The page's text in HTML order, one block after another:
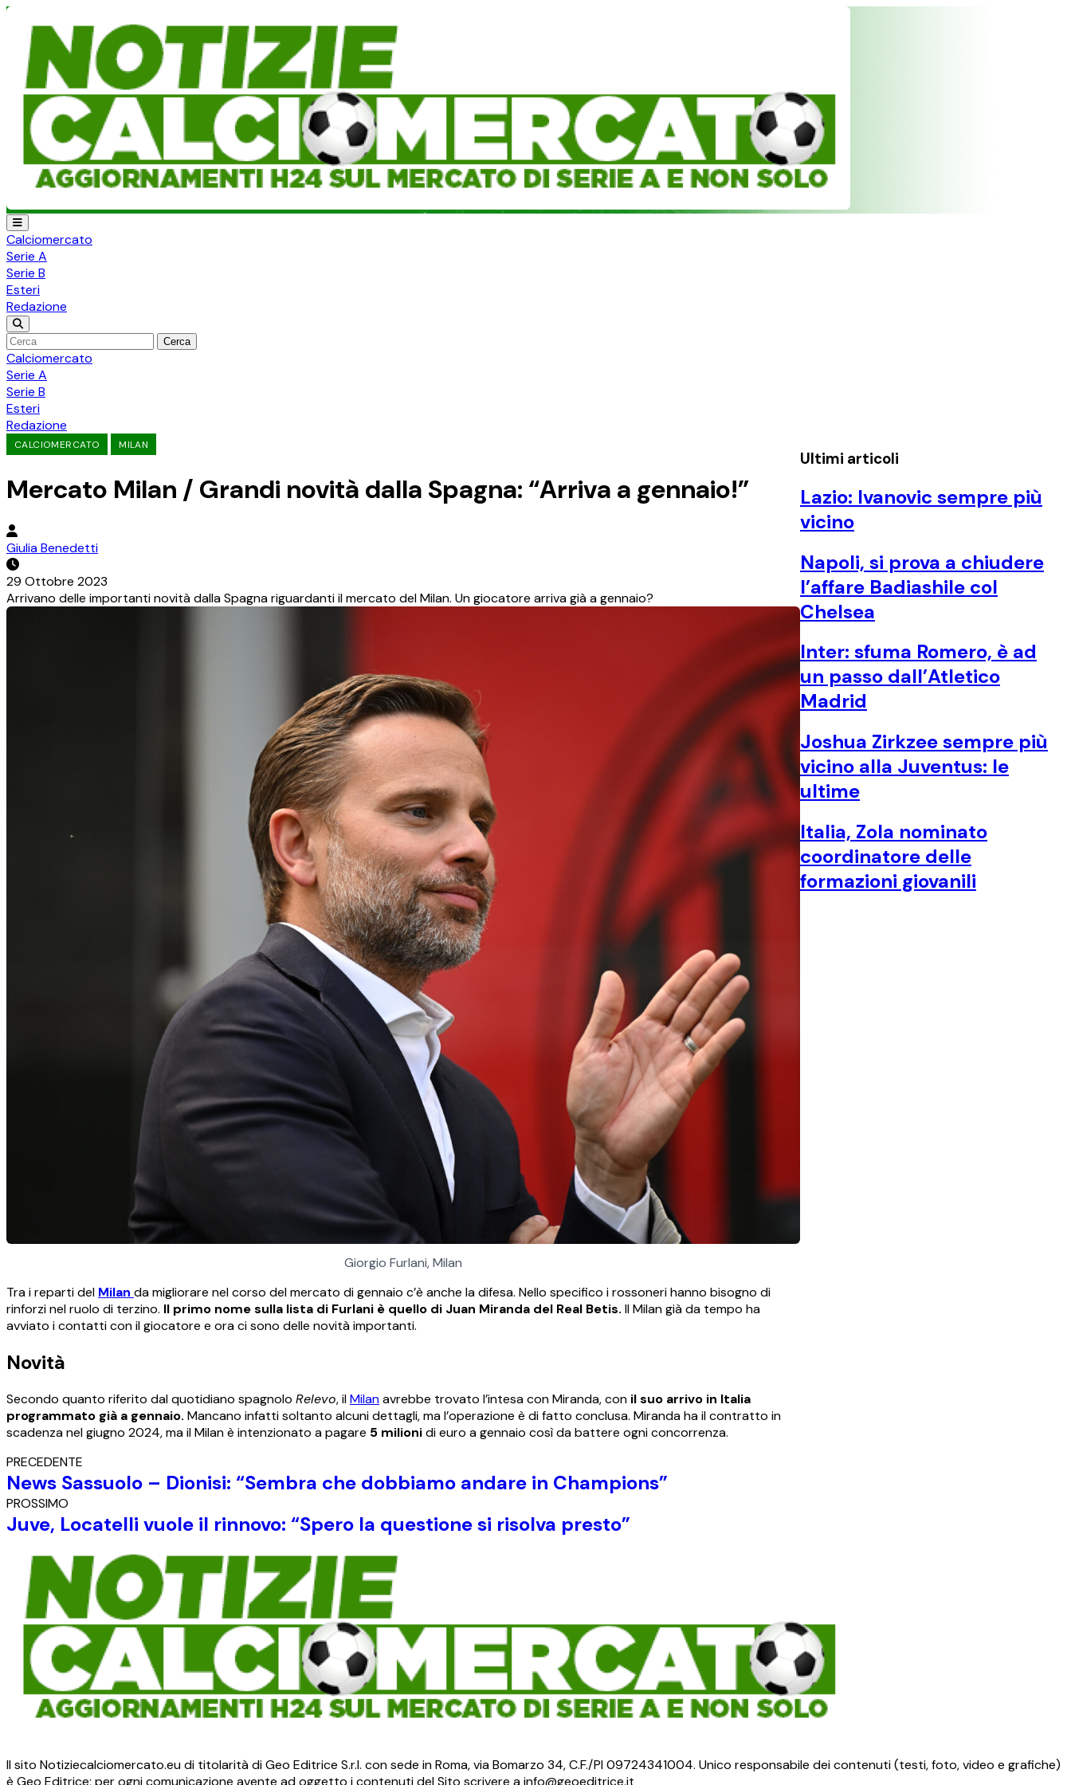
Calciomercato
Serie A
Serie B
Esteri
Redazione
Cerca
Calciomercato
Serie A
Serie B
Esteri
Redazione
CALCIOMERCATO MILAN
Mercato Milan / Grandi novità dalla Spagna: “Arriva a gennaio!”
Giulia Benedetti
29 Ottobre 2023
Arrivano delle importanti novità dalla Spagna riguardanti il mercato del Milan. Un giocatore arriva già a gennaio?
Giorgio Furlani, Milan
Tra i reparti del Milan da migliorare nel corso del mercato di gennaio c’è anche la difesa. Nello specifico i rossoneri hanno bisogno di
rinforzi nel ruolo di terzino. Il primo nome sulla lista di Furlani è quello di Juan Miranda del Real Betis. Il Milan già da tempo ha
avviato i contatti con il giocatore e ora ci sono delle novità importanti.
Novità
Secondo quanto riferito dal quotidiano spagnolo Relevo, ilMilanavrebbe trovato l’intesa con Miranda, con il suo arrivo in Italia
programmato già a gennaio. Mancano infatti soltanto alcuni dettagli, ma l’operazione è di fatto conclusa. Miranda ha il contratto in
scadenza nel giugno 2024, ma il Milan è intenzionato a pagare 5 milionidi euro a gennaio così da battere ogni concorrenza.
PRECEDENTE
News Sassuolo – Dionisi: “Sembra che dobbiamo andare in Champions”
PROSSIMO
Juve, Locatelli vuole il rinnovo: “Spero la questione si risolva presto”
Ultimi articoli
Lazio: Ivanovic sempre più
vicino
Napoli, si prova a chiudere
l’affare Badiashile col
Chelsea
Inter: sfuma Romero, è ad
un passo dall’Atletico
Madrid
Joshua Zirkzee sempre più
vicino alla Juventus: le
ultime
Italia, Zola nominato
coordinatore delle
formazioni giovanili
Il sito Notiziecalciomercato.eu di titolarità di Geo Editrice S.r.l. con sede in Roma, via Bomarzo 34, C.F./PI 09724341004. Unico responsabile dei contenuti (testi, foto, video e grafiche)
è Geo Editrice; per ogni comunicazione avente ad oggetto i contenuti del Sito scrivere a info@geoeditrice.it